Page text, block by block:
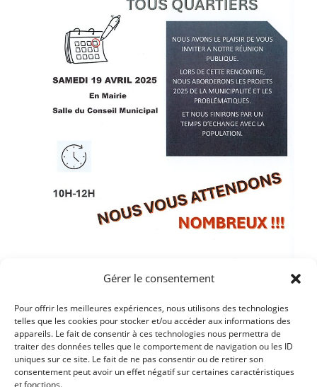
Gérer le consentement
Pour offrir les meilleures expériences, nous utilisons des technologies
telles que les cookies pour stocker et/ou accéder aux informations des
appareils. Le fait de consentir à ces technologies nous permettra de
traiter des données telles que le comportement de navigation ou les ID
uniques sur ce site. Le fait de ne pas consentir ou de retirer son
consentement peut avoir un effet négatif sur certaines caractéristiques
et fonctions.
Article précédent
LA FIBRE EST DISPONIBLE PERMANENCE LE 2 MAI DE
10 H A 12 H